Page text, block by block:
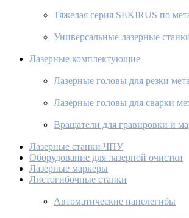
Тяжелая серия SEKIRUS по
Универсальные лазерные
Лазерные комплектующие
Лазерные головы для резки
Лазерные головы для сварки
Вращатели для гравировки и
Лазерные станки ЧПУ
Оборудование для лазерной очистки
Лазерные маркеры
Листогибочные станки
Автоматические панелегибы